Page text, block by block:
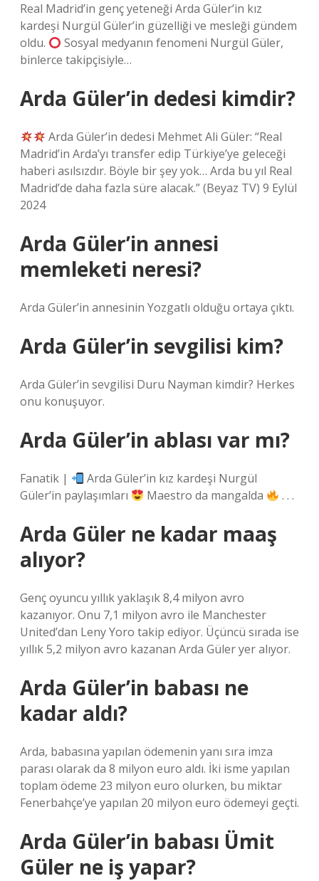
Real Madrid’in genç yeteneği Arda Güler’in kız
kardeşi Nurgül Güler’in güzelliği ve mesleği gündem
oldu.
Sosyal medyanın fenomeni Nurgül Güler,
binlerce takipçisiyle…
Arda Güler’in dedesi kimdir?
Arda Güler’in dedesi Mehmet Ali Güler: “Real
Madrid’in Arda’yı transfer edip Türkiye’ye geleceği
haberi asılsızdır. Böyle bir şey yok… Arda bu yıl Real
Madrid’de daha fazla süre alacak.” (Beyaz TV) 9 Eylül
2024
Arda Güler’in annesi
memleketi neresi?
Arda Güler’in annesinin Yozgatlı olduğu ortaya çıktı.
Arda Güler’in sevgilisi kim?
Arda Güler’in sevgilisi Duru Nayman kimdir? Herkes
onu konuşuyor.
Arda Güler’in ablası var mı?
Fanatik |
Arda Güler’in kız kardeşi Nurgül
Güler’in paylaşımları
Maestro da mangalda . . .
Arda Güler ne kadar maaş
alıyor?
Genç oyuncu yıllık yaklaşık 8,4 milyon avro
kazanıyor. Onu 7,1 milyon avro ile Manchester
United’dan Leny Yoro takip ediyor. Üçüncü sırada ise
yıllık 5,2 milyon avro kazanan Arda Güler yer alıyor.
Arda Güler’in babası ne
kadar aldı?
Arda, babasına yapılan ödemenin yanı sıra imza
parası olarak da 8 milyon euro aldı. İki isme yapılan
toplam ödeme 23 milyon euro olurken, bu miktar
Fenerbahçe’ye yapılan 20 milyon euro ödemeyi geçti.
Arda Güler’in babası Ümit
Güler ne iş yapar?